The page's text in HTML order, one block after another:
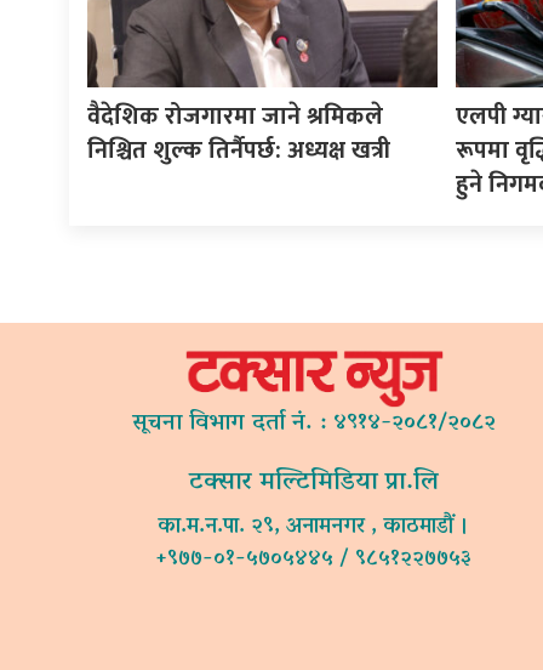
वैदेशिक रोजगारमा जाने श्रमिकले
निश्चित शुल्क तिर्नैपर्छ: अध्यक्ष खत्री
एलपी
रूपमा
हुने
सूचना विभाग दर्ता नं. : ४९१४-२०८१/२०८२
टक्सार मल्टिमिडिया प्रा.लि
का.म.न.पा. २९, अनामनगर , काठमाडौं ।
+९७७-०१-५७०५४४५ / ९८५१२२७७५३